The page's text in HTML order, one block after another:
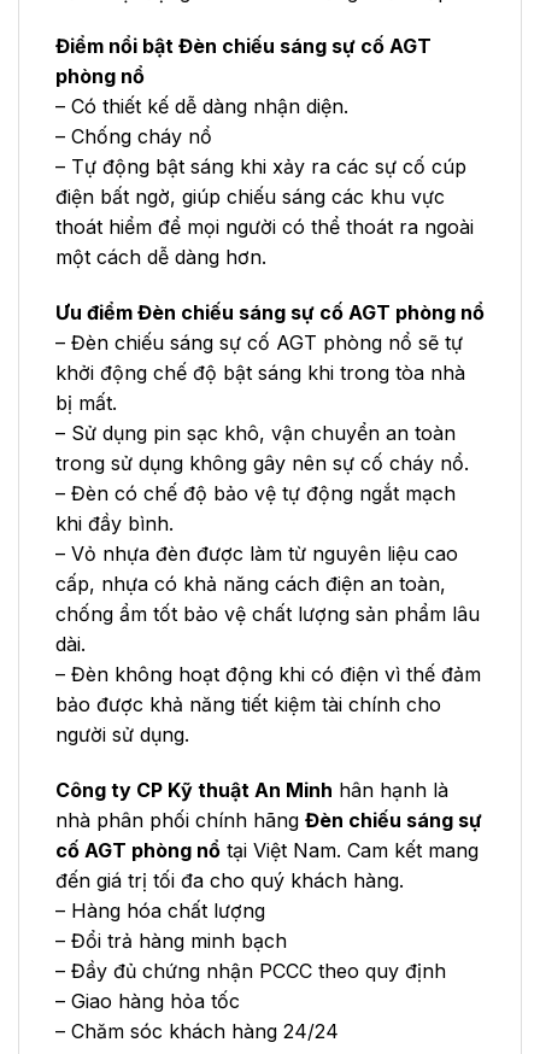
Điểm nổi bật Đèn chiếu sáng sự cố AGT
phòng nổ
– Có thiết kế dễ dàng nhận diện.
– Chống cháy nổ
– Tự động bật sáng khi xảy ra các sự cố cúp
điện bất ngờ, giúp chiếu sáng các khu vực
thoát hiểm để mọi người có thể thoát ra ngoài
một cách dễ dàng hơn.
Ưu điểm Đèn chiếu sáng sự cố AGT phòng nổ
– Đèn chiếu sáng sự cố AGT phòng nổ sẽ tự
khởi động chế độ bật sáng khi trong tòa nhà
bị mất.
– Sử dụng pin sạc khô, vận chuyển an toàn
trong sử dụng không gây nên sự cố cháy nổ.
– Đèn có chế độ bảo vệ tự động ngắt mạch
khi đầy bình.
– Vỏ nhựa đèn được làm từ nguyên liệu cao
cấp, nhựa có khả năng cách điện an toàn,
chống ẩm tốt bảo vệ chất lượng sản phẩm lâu
dài.
– Đèn không hoạt động khi có điện vì thế đảm
bảo được khả năng tiết kiệm tài chính cho
người sử dụng.
Công ty CP Kỹ thuật An Minh hân hạnh là
nhà phân phối chính hãng Đèn chiếu sáng sự
cố AGT phòng nổ tại Việt Nam. Cam kết mang
đến giá trị tối đa cho quý khách hàng.
– Hàng hóa chất lượng
– Đổi trả hàng minh bạch
– Đầy đủ chứng nhận PCCC theo quy định
– Giao hàng hỏa tốc
– Chăm sóc khách hàng 24/24